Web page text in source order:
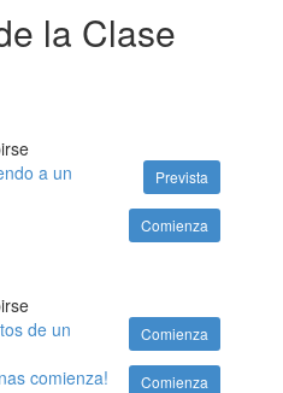
la Clase
Prevista
a un
Comienza
Comienza
de un
Comienza
comienza!